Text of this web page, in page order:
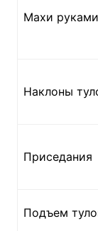
Махи руками
Наклоны
Приседания
Подъем